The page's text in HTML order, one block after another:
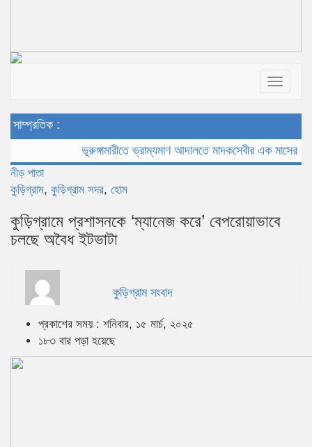
Toggle
সাম্প্রতিক :
ভূরুঙ্গামারীতে ভ্রাম্যমাণ আদালতে মাদকসেবীর এক মাসের কারাদণ্ড
নীড় পাতা
কুড়িগ্রাম, কুড়িগ্রাম সদর, হোম
কুড়িগ্রামে প্রশাসনকে ‘ম্যানেজ করে’ বেপরোয়াভাবে
চলছে অবৈধ ইটভাটা
কুড়িগ্রাম সংবাদ
প্রকাশের সময় : শনিবার, ১৫ মার্চ, ২০২৫
১৮৩ বার পড়া হয়েছে